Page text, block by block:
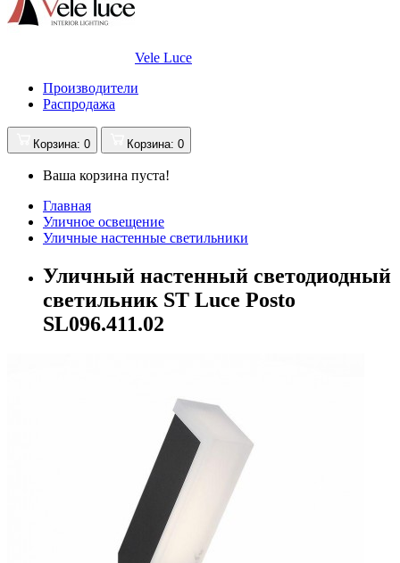
Vele Luce
Производители
Распродажа
Корзина: 0 Корзина: 0
Ваша корзина пуста!
Главная
Уличное освещение
Уличные настенные светильники
Уличный настенный светодиодный
светильник ST Luce Posto
SL096.411.02